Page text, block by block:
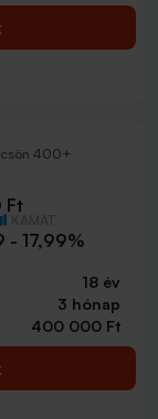
400+
Ft
- 17,99%
18 év
3 hónap
400 000 Ft